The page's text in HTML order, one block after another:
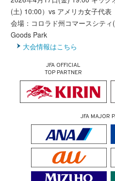
(土) 10:00）vs アメリカ女子代表
会場：コロラド州コマースシテ
Goods Park
大会情報はこちら
JFA OFFICIAL
TOP PARTNER
JFA MAJOR